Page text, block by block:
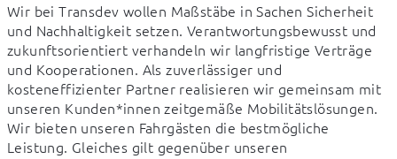
Wir bei Transdev wollen Maßstäbe in Sachen Sicherheit
und Nachhaltigkeit setzen. Verantwortungsbewusst und
zukunftsorientiert verhandeln wir langfristige Verträge
und Kooperationen. Als zuverlässiger und
kosteneffizienter Partner realisieren wir gemeinsam mit
unseren Kunden*innen zeitgemäße Mobilitätslösungen.
Wir bieten unseren Fahrgästen die bestmögliche
Leistung. Gleiches gilt gegenüber unseren